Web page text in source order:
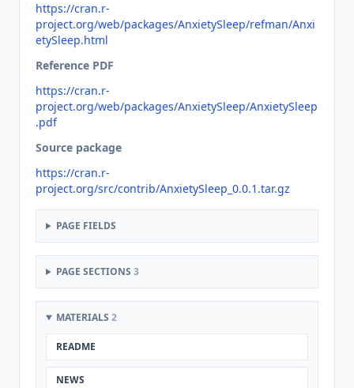
https://cran.r-
project.org/web/packages/AnxietySleep/refman/Anxi
etySleep.html
Reference PDF
https://cran.r-
project.org/web/packages/AnxietySleep/AnxietySleep
.pdf
Source package
https://cran.r-
project.org/src/contrib/AnxietySleep_0.0.1.tar.gz
PAGE FIELDS
PAGE SECTIONS 3
MATERIALS 2
README
NEWS